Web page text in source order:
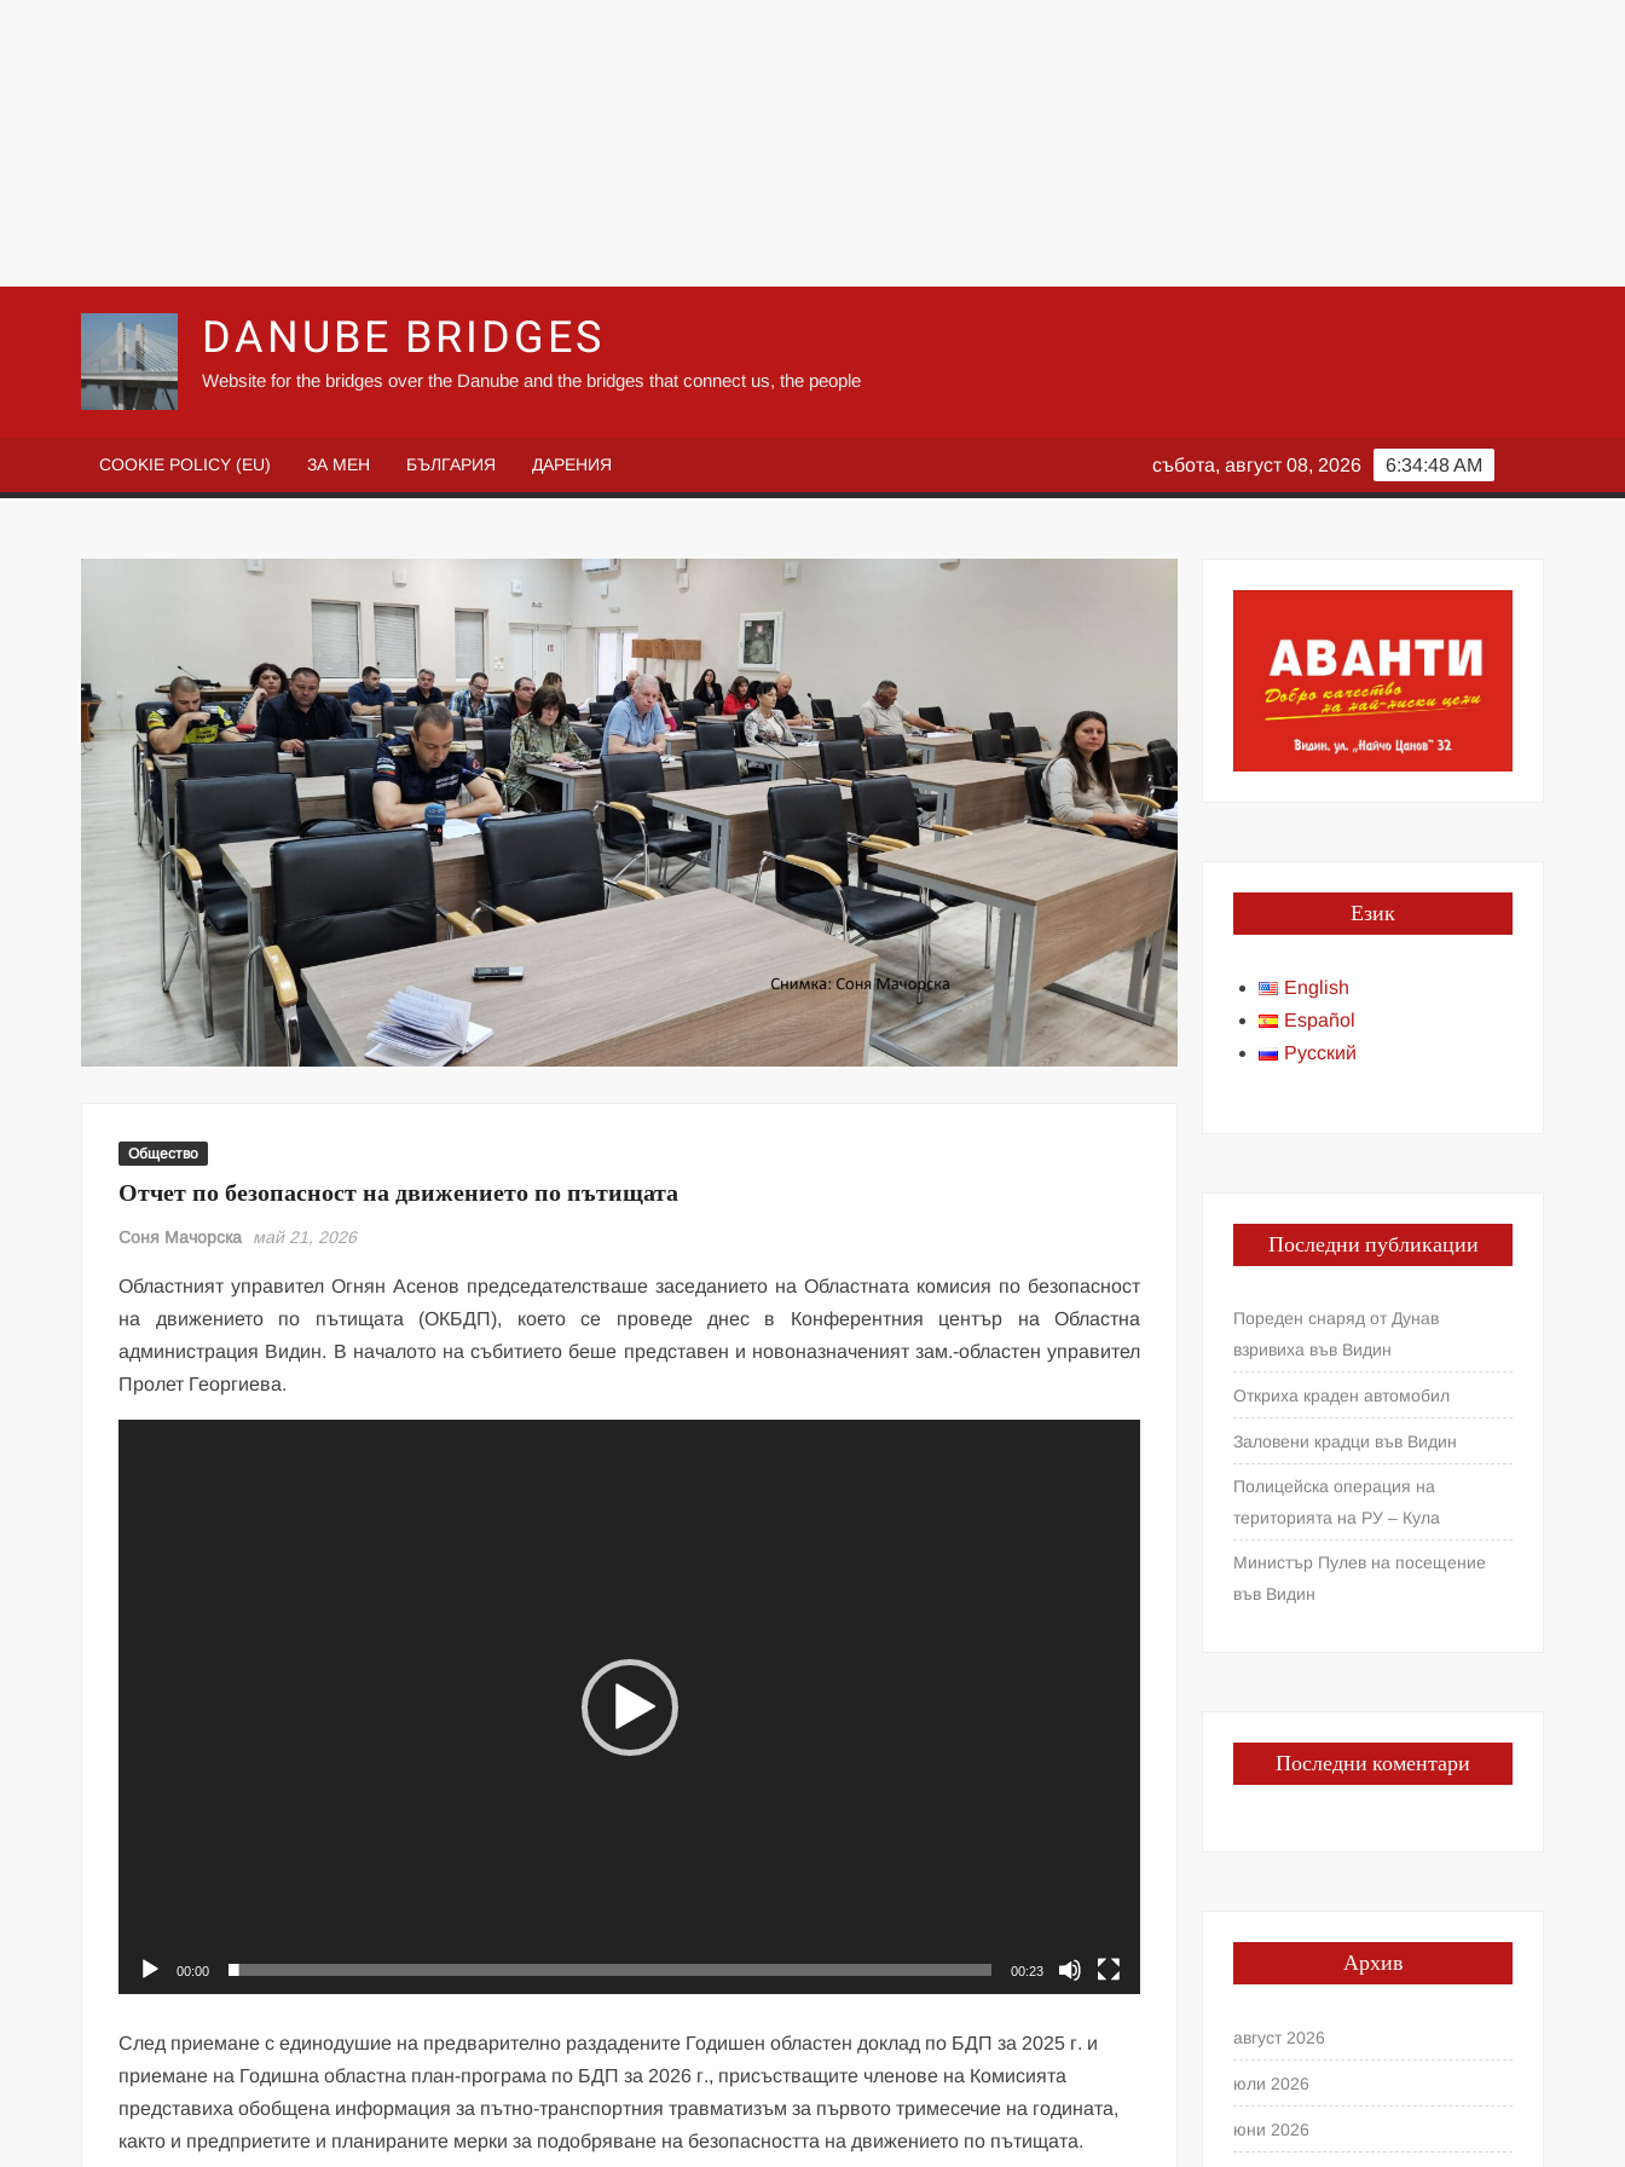
DANUBE BRIDGES
Website for the bridges over the Danube and the bridges that connect us, the people
COOKIE POLICY (EU) ЗА МЕН БЪЛГАРИЯ ДАРЕНИЯ 6:34:49 AM
събота, август 08, 2026
Общество
Отчет по безопасност на движението по пътищата
Соня Мачорска май 21, 2026
Областният управител Огнян Асенов председателстваше заседанието на Областната комисия по безопасност
на движението по пътищата (ОКБДП), което се проведе днес в Конферентния център на Областна
администрация Видин. В началото на събитието беше представен и новоназначеният зам.-областен управител
Пролет Георгиева.
00:00 00:23
След приемане с единодушие на предварително раздадените Годишен областен доклад по БДП за 2025 г. и
приемане на Годишна областна план-програма по БДП за 2026 г., присъстващите членове на Комисията
представиха обобщена информация за пътно-транспортния травматизъм за първото тримесечие на годината,
както и предприетите и планираните мерки за подобряване на безопасността на движението по пътищата.
Език
English
Español
Русский
Последни публикации
Пореден снаряд от Дунав
взривиха във Видин
Откриха краден автомобил
Заловени крадци във Видин
Полицейска операция на
територията на РУ – Кула
Министър Пулев на посещение
във Видин
Последни коментари
Архив
август 2026
юли 2026
юни 2026